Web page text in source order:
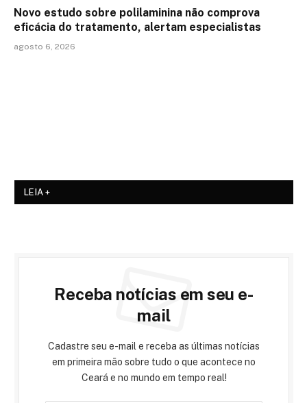
Novo estudo sobre polilaminina não comprova
eficácia do tratamento, alertam especialistas
agosto 6, 2026
LEIA +
Receba notícias em seu e-
mail
Cadastre seu e-mail e receba as últimas notícias
em primeira mão sobre tudo o que acontece no
Ceará e no mundo em tempo real!